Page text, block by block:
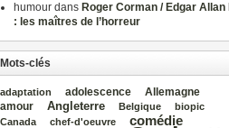
humour dans Roger Corman / Edgar Allan
: les maîtres de l’horreur
Mots-clés
adaptation adolescence Allemagne
amour Angleterre Belgique
biopic
Canada
chef‑d'oeuvre comédie